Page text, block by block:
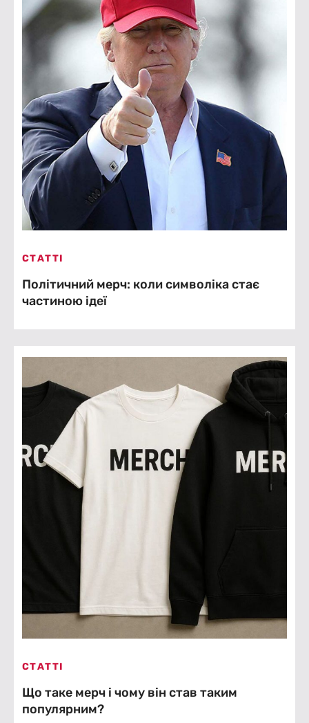
СТАТТІ
Політичний мерч: коли символіка стає
частиною ідеї
СТАТТІ
Що таке мерч і чому він став таким
популярним?